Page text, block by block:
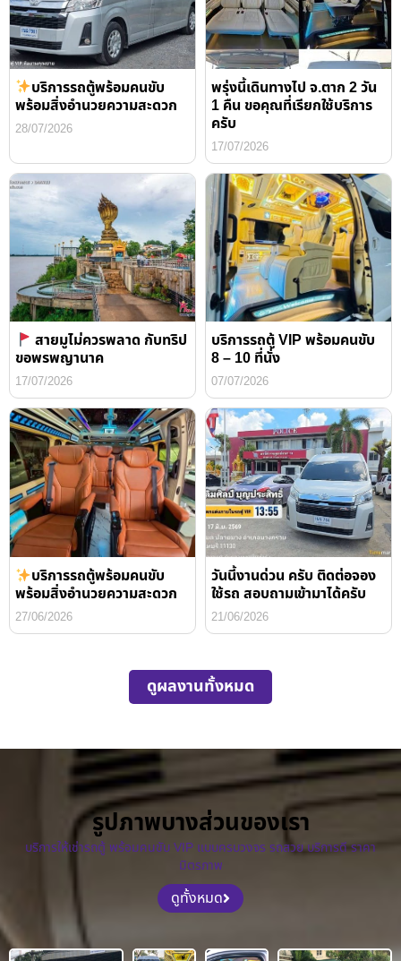
บริการรถตู้พร้อมคนขับ
พร้อมสิ่งอำนวยความสะดวก
28/07/2026
พรุ่งนี้เดินทางไป จ.ตาก 2 วัน
1 คืน ขอคุณที่เรียกใช้บริการ
ครับ
17/07/2026
สายมูไม่ควรพลาด กับทริป
ขอพรพญานาค
17/07/2026
บริการรถตู้ VIP พร้อมคนขับ
8 – 10 ที่นั่ง
07/07/2026
บริการรถตู้พร้อมคนขับ
พร้อมสิ่งอำนวยความสะดวก
27/06/2026
วันนี้งานด่วน ครับ ติดต่อจอง
ใช้รถ สอบถามเข้ามาได้ครับ
21/06/2026
ดูผลงานทั้งหมด
รูปภาพบางส่วนของเรา
บริการให้เช่ารถตู้ พร้อมคนขับ VIP แบบครบวงจร รถสวย บริการดี ราคา
มิตรภาพ
ดูทั้งหมด